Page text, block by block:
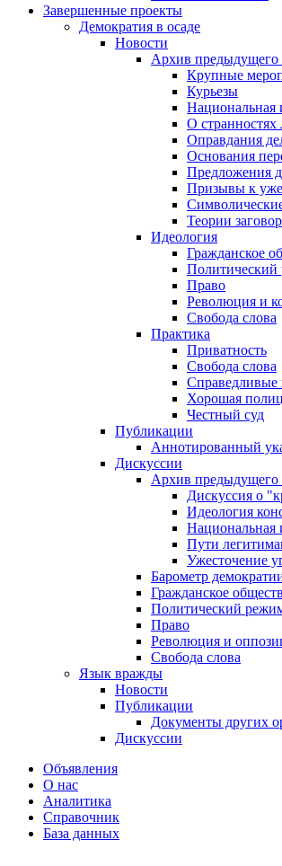
Завершенные проекты
Демократия в осаде
Новости
Архив предыдущего
Крупные
Курьезы
Национальная
О
Оправдания
Основания
Предложения
Призывы к
Теории
Идеология
Гражданское
Право
Революция и
Свобода слова
Практика
Приватность
Свобода слова
Хорошая
Честный суд
Публикации
Аннотированный
Дискуссии
Архив предыдущего
Дискуссия о
Идеология
Национальная
Пути
Ужесточение
Барометр
Гражданское
Политический
Право
Революция и
Свобода слова
Язык вражды
Новости
Публикации
Документы других
Дискуссии
Объявления
О нас
Аналитика
Справочник
База данных